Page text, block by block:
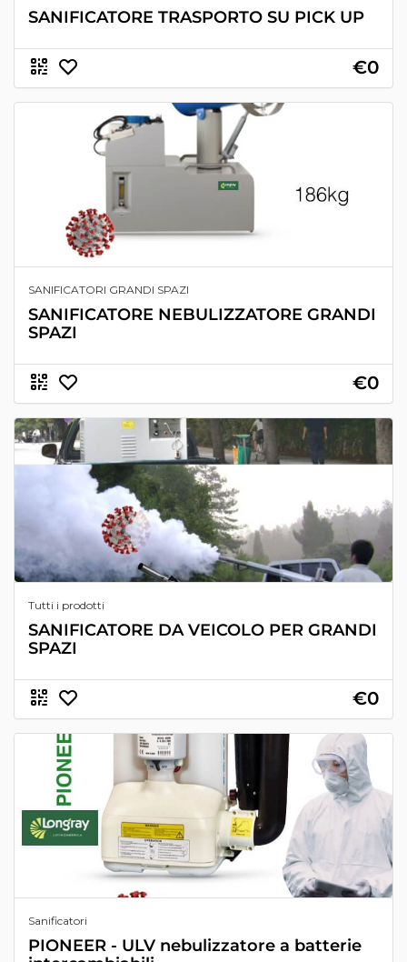
SANIFICATORE TRASPORTO SU PICK UP
€0
SANIFICATORI GRANDI SPAZI
SANIFICATORE NEBULIZZATORE GRANDI
SPAZI
€0
Tutti i prodotti
SANIFICATORE DA VEICOLO PER GRANDI
SPAZI
€0
Sanificatori
PIONEER - ULV nebulizzatore a batterie